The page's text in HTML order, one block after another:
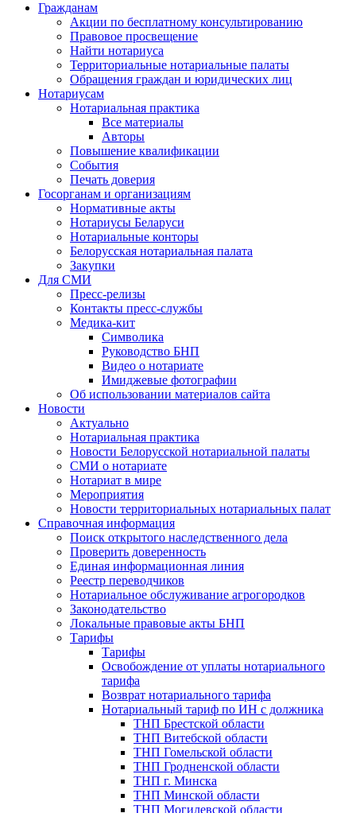
Гражданам
Акции по бесплатному консультированию
Правовое просвещение
Найти нотариуса
Территориальные нотариальные палаты
Обращения граждан и юридических лиц
Нотариусам
Нотариальная практика
Все материалы
Авторы
Повышение квалификации
События
Печать доверия
Госорганам и организациям
Нормативные акты
Нотариусы Беларуси
Нотариальные конторы
Белорусская нотариальная палата
Закупки
Для СМИ
Пресс-релизы
Контакты пресс-службы
Медика-кит
Символика
Руководство БНП
Видео о нотариате
Имиджевые фотографии
Об использовании материалов сайта
Новости
Актуально
Нотариальная практика
Новости Белорусской нотариальной палаты
СМИ о нотариате
Нотариат в мире
Мероприятия
Новости территориальных нотариальных палат
Справочная информация
Поиск открытого наследственного дела
Проверить доверенность
Единая информационная линия
Реестр переводчиков
Нотариальное обслуживание агрогородков
Законодательство
Локальные правовые акты БНП
Тарифы
Тарифы
Освобождение от уплаты нотариального
тарифа
Возврат нотариального тарифа
Нотариальный тариф по ИН с должника
ТНП Брестской области
ТНП Витебской области
ТНП Гомельской области
ТНП Гродненской области
ТНП г. Минска
ТНП Минской области
ТНП Могилевской области